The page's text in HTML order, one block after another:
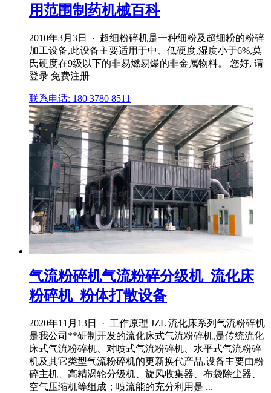
用范围制药机械百科
2010年3月3日 · 超细粉碎机是一种细粉及超细粉的粉碎
加工设备,此设备主要适用于中、低硬度,湿度小于6%,莫
氏硬度在9级以下的非易燃易爆的非金属物料。 您好, 请
登录 免费注册
联系电话: 180 3780 8511
气流粉碎机气流粉碎分级机_流化床
粉碎机_粉体打散设备
2020年11月13日 · 工作原理 JZL 流化床系列气流粉碎机
是我公司**研制开发的流化床式气流粉碎机,是传统流化
床式气流粉碎机、对喷式气流粉碎机、水平式气流粉碎
机及其它类型气流粉碎机的更新换代产品,设备主要由粉
碎主机、高精涡轮分级机、旋风收集器、布袋除尘器、
空气压缩机等组成；喷流能的充分利用是 ...